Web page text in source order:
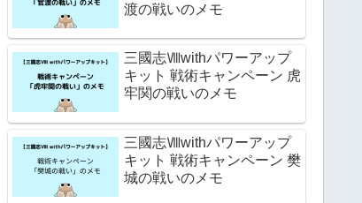
渡の戦いのメモ
三國志Ⅷwithパワーアップ
キット 戦術キャンペーン 虎
牢関の戦いのメモ
三國志Ⅷwithパワーアップ
キット 戦術キャンペーン 樊
城の戦いのメモ